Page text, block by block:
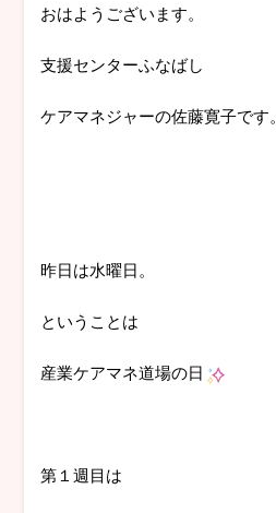
おはようございます。
支援センターふなばし
ケアマネジャーの佐藤寛子です。
昨日は水曜日。
ということは
産業ケアマネ道場の日
第１週目は